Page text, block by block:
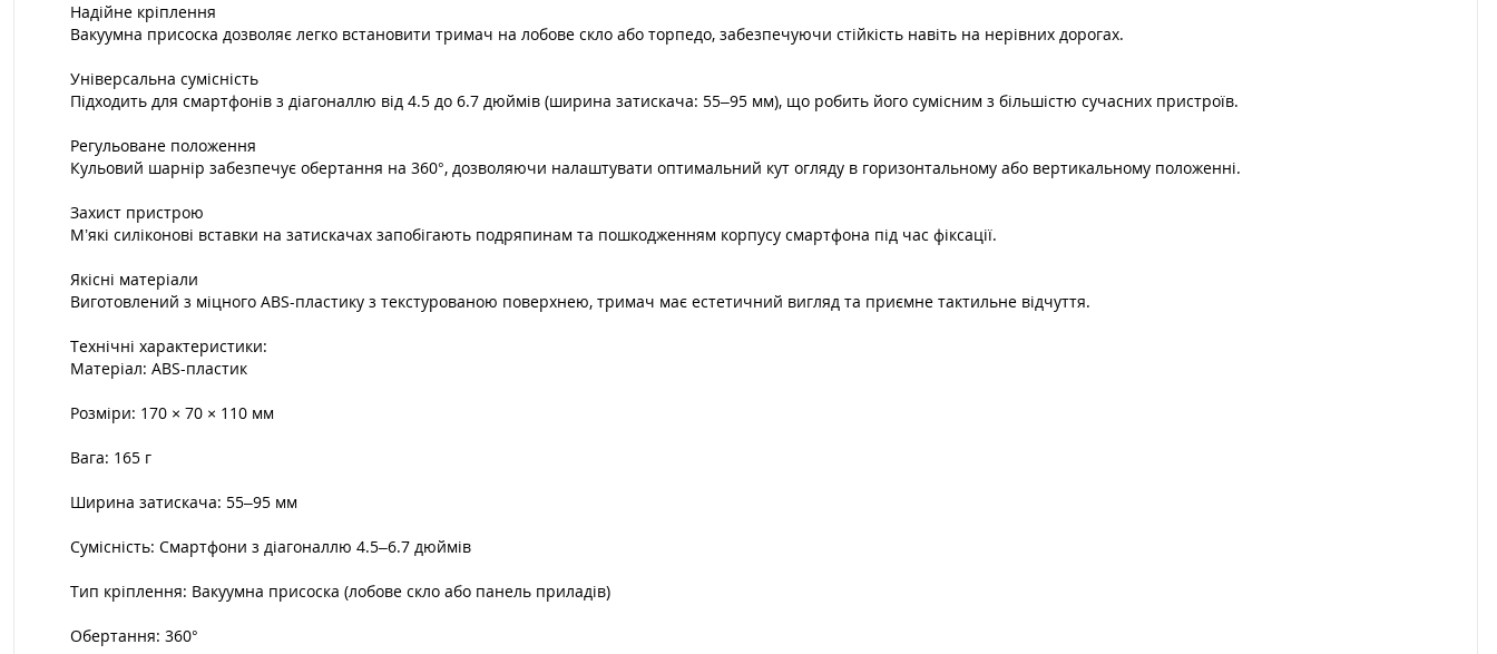
Надійне кріплення
Вакуумна присоска дозволяє легко встановити тримач на лобове скло або торпедо, забезпечуючи стійкість навіть на нерівних дорогах.
Універсальна сумісність
Підходить для смартфонів з діагоналлю від 4.5 до 6.7 дюймів (ширина затискача: 55–95 мм), що робить його сумісним з більшістю сучасних пристроїв.
Регульоване положення
Кульовий шарнір забезпечує обертання на 360°, дозволяючи налаштувати оптимальний кут огляду в горизонтальному або вертикальному положенні.
Захист пристрою
М’які силіконові вставки на затискачах запобігають подряпинам та пошкодженням корпусу смартфона під час фіксації.
Якісні матеріали
Виготовлений з міцного ABS-пластику з текстурованою поверхнею, тримач має естетичний вигляд та приємне тактильне відчуття.
Технічні характеристики:
Матеріал: ABS-пластик
Розміри: 170 × 70 × 110 мм
Вага: 165 г
Ширина затискача: 55–95 мм
Сумісність: Смартфони з діагоналлю 4.5–6.7 дюймів
Тип кріплення: Вакуумна присоска (лобове скло або панель приладів)
Обертання: 360°